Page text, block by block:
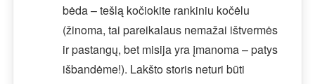
bėda – tešlą kočiokite rankiniu kočėlu
(žinoma, tai pareikalaus nemažai ištvermės
ir pastangų, bet misija yra įmanoma – patys
išbandėme!). Lakšto storis neturi būti